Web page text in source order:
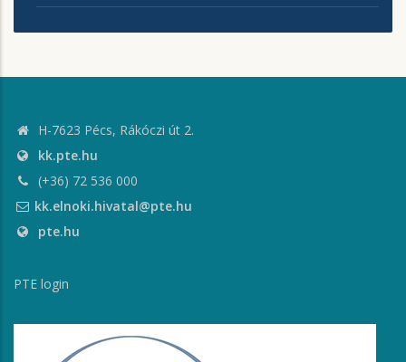
H-7623 Pécs, Rákóczi út 2.
kk.pte.hu
(+36) 72 536 000
kk.elnoki.hivatal@pte.hu
pte.hu
PTE login